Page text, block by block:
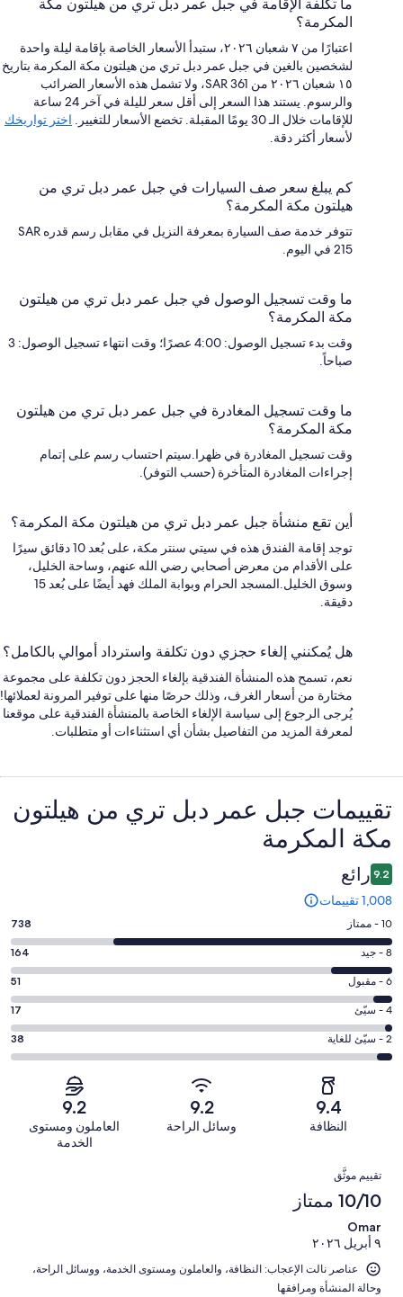
ما تكلفة الإقامة في جبل عمر دبل تري من هيلتون مكة
المكرمة؟
اعتبارًا من ٧ شعبان ٢٠٢٦، ستبدأ الأسعار الخاصة بإقامة ليلة واحدة
لشخصين بالغين في جبل عمر دبل تري من هيلتون مكة المكرمة بتاريخ
١٥ شعبان ٢٠٢٦ من SAR 361، ولا تشمل هذه الأسعار الضرائب
والرسوم. يستند هذا السعر إلى أقل سعر لليلة في آخر 24 ساعة
للإقامات خلال الـ 30 يومًا المقبلة. تخضع الأسعار للتغيير.
اختر تواريخك
لأسعار أكثر دقة.
كم يبلغ سعر صف السيارات في جبل عمر دبل تري من
هيلتون مكة المكرمة؟
تتوفر خدمة صف السيارة بمعرفة النزيل في مقابل رسم قدره SAR
215 في اليوم.
ما وقت تسجيل الوصول في جبل عمر دبل تري من هيلتون
مكة المكرمة؟
وقت بدء تسجيل الوصول: 4:00 عصرًا؛ وقت انتهاء تسجيل الوصول: 3
صباحاً.
ما وقت تسجيل المغادرة في جبل عمر دبل تري من هيلتون
مكة المكرمة؟
وقت تسجيل المغادرة في ظهرا.سيتم احتساب رسم على إتمام
إجراءات المغادرة المتأخرة (حسب التوفر).
أين تقع منشأة جبل عمر دبل تري من هيلتون مكة المكرمة؟
توجد إقامة الفندق هذه في سيتي سنتر مكة، على بُعد 10 دقائق سيرًا
على الأقدام من معرض أصحابي رضي الله عنهم، وساحة الخليل،
وسوق الخليل.المسجد الحرام وبوابة الملك فهد أيضًا على بُعد 15
دقيقة.
هل يُمكنني إلغاء حجزي دون تكلفة واسترداد أموالي بالكامل؟
نعم، تسمح هذه المنشأة الفندقية بإلغاء الحجز دون تكلفة على مجموعة
مختارة من أسعار الغرف، وذلك حرصًا منها على توفير المرونة لعملائها!
يُرجى الرجوع إلى سياسة الإلغاء الخاصة بالمنشأة الفندقية على موقعنا
لمعرفة المزيد من التفاصيل بشأن أي استثناءات أو متطلبات.
التقييمات تقييمات ⁦جبل عمر دبل تري من هيلتون
مكة المكرمة⁩
9.2 رائع
1,008 تقييمات
درجة
التصنيف
10
-
ممتاز.
738
من
أصل
10 - ممتاز 738
درجة
التصنيف
8
-
جيد.
164
من
8 - جيد 164
درجة
التصنيف
6
-
مقبول.
تقييمات
النزلاء
6 - مقبول 51
درجة
التصنيف
4
من
تقييمات
4 - سيّئ 17
درجة
التصنيف
من
أصل
1008
من
تقييمات
النزلاء
2 - سيّئ للغاية 38
9.4
النظافة
9.2
وسائل الراحة
9.2
العاملون ومستوى
الخدمة
التقييمات
تقييم موثَّق
10/10 ممتاز
Omar
٩ أبريل ٢٠٢٦
عناصر نالت الإعجاب: ⁦النظافة⁩، و⁦العاملون ومستوى الخدمة⁩، و⁦وسائل الراحة⁩،
و⁦حالة المنشأة ومرافقها⁩